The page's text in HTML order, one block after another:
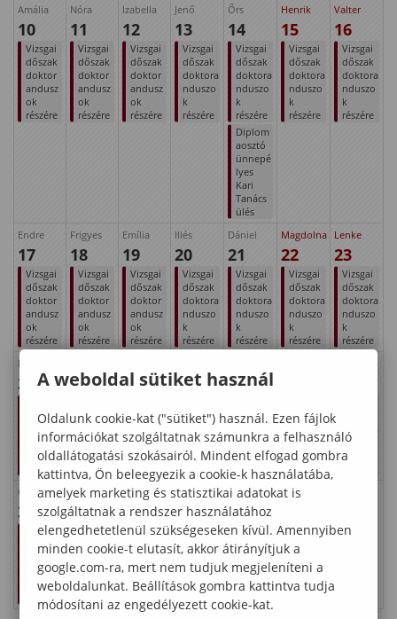
Amália
10
Vizsgai
dőszak
doktor
andusz
ok
részére
Nóra
11
Vizsgai
dőszak
doktor
andusz
ok
részére
Izabella
12
Vizsgai
dőszak
doktor
andusz
ok
részére
Jenő
13
Vizsgai
dőszak
doktora
nduszo
k
részére
Őrs
14
Vizsgai
dőszak
doktora
nduszo
k
részére
Diplom
aosztó
ünnepé
lyes
Kari
Tanács
ülés
Henrik
15
Vizsgai
dőszak
doktora
nduszo
k
részére
Valter
16
Vizsgai
dőszak
doktora
nduszo
k
részére
Endre
17
Vizsgai
dőszak
doktor
andusz
ok
részére
Frigyes
18
Vizsgai
dőszak
doktor
andusz
ok
részére
Emília
19
Vizsgai
dőszak
doktor
andusz
ok
részére
Illés
20
Vizsgai
dőszak
doktora
nduszo
k
részére
Dániel
21
Vizsgai
dőszak
doktora
nduszo
k
részére
Magdolna
22
Vizsgai
dőszak
doktora
nduszo
k
részére
Lenke
23
Vizsgai
dőszak
doktora
nduszo
k
részére
Kinga
24
dőszak
doktor
andusz
részére
25
dőszak
doktor
andusz
ok
részére
26
dőszak
doktor
andusz
ok
részére
27
dőszak
doktora
nduszo
k
részére
28
dőszak
doktora
nduszo
k
részére
dőszak
doktora
nduszo
k
részére
doktora
nduszo
k
Oszkár
31
Vizsgai
dőszak
doktor
andusz
részére
A weboldal sütiket használ
Oldalunk cookie-kat ("sütiket") használ. Ezen fájlok
információkat szolgáltatnak számunkra a felhasználó
oldallátogatási szokásairól. Mindent elfogad gombra
kattintva, Ön beleegyezik a cookie-k használatába,
amelyek marketing és statisztikai adatokat is
szolgáltatnak a rendszer használatához
elengedhetetlenül szükségeseken kívül. Amennyiben
minden cookie-t elutasít, akkor átirányítjuk a
google.com-ra, mert nem tudjuk megjeleníteni a
weboldalunkat. Beállítások gombra kattintva tudja
módosítani az engedélyezett cookie-kat.